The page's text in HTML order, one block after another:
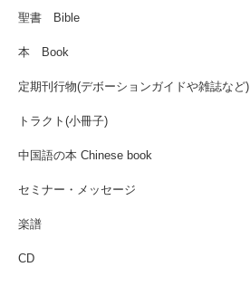
聖書 Bible
本 Book
定期刊行物(デボーションガイドや雑誌など)
トラクト(小冊子)
中国語の本 Chinese book
セミナー・メッセージ
楽譜
CD